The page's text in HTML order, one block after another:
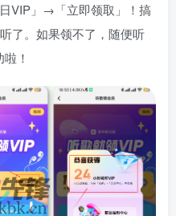
VIP」→「立即领取」！搞
了。如果领不了，随便听
！